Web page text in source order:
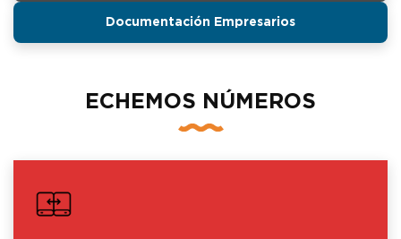
Documentación Empresarios
ECHEMOS NÚMEROS